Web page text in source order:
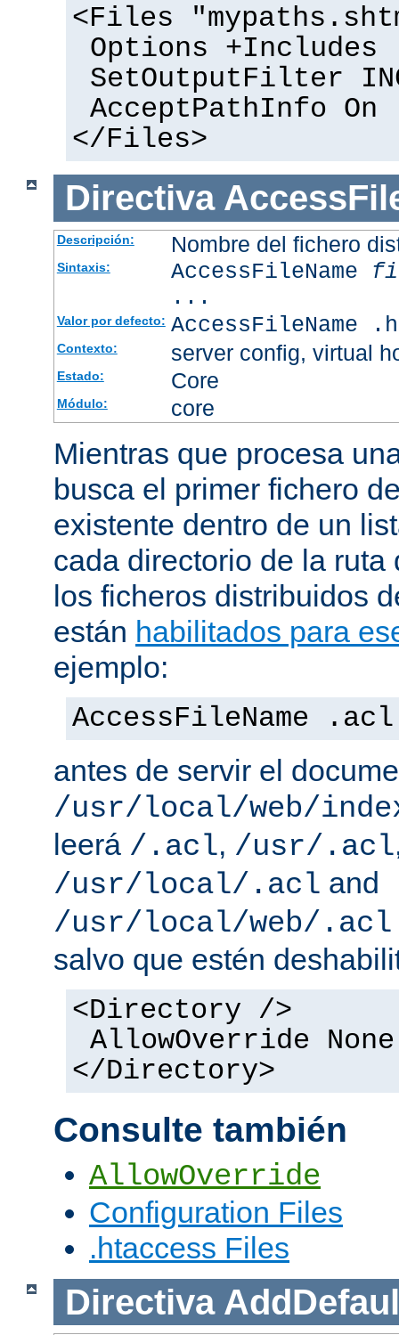
<Files
Options +Includes
SetOutputFilter
AcceptPathInfo On
</Files>
Directiva
Descripción: Nombre del fichero
Sintaxis: AccessFileName
...
Valor por defecto: AccessFileName
Contexto: server config, virtual
Estado: Core
Módulo: core
Mientras que procesa
busca el primer fichero
existente dentro de un
cada directorio de la ruta
los ficheros distribuidos
están habilitados para
ejemplo:
AccessFileName .acl
antes de servir el
/usr/local/web/
leerá /.acl, /usr/.acl
/usr/local/.acl and
/usr/local/web/.acl
salvo que estén
<Directory />
AllowOverride None
</Directory>
Consulte también
AllowOverride
Configuration Files
.htaccess Files
Directiva